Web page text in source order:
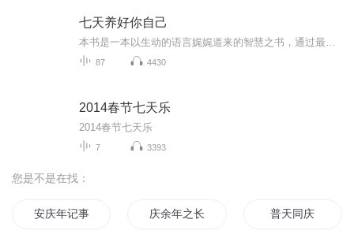
七天养好你自己
87 4430
2014春节七天乐
2014春节七天乐
7 3393
您是不是在找：
安庆年记事 庆余年之长歌行 普天同庆